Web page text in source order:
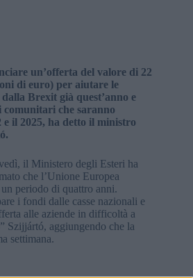
un’offerta del valore di 22
di euro) per aiutare le
Brexit già quest’anno e
che saranno
il 2025, ha detto il ministro
il Ministero degli Esteri ha
che l’Unione Europea
periodo di quattro anni.
i fondi dalle casse nazionali e
alle aziende in difficoltà a
Szijjártó, aggiungendo che la
settimana.